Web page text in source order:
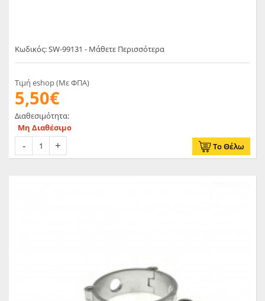
Κωδικός: SW-99131 - Μάθετε Περισσότερα
Τιμή eshop (Με ΦΠΑ)
5,50€
Διαθεσιμότητα:
Μη Διαθέσιμο
Το Θέλω